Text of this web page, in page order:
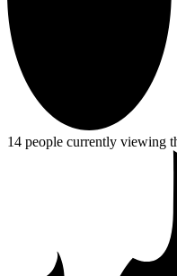
14 people currently viewing